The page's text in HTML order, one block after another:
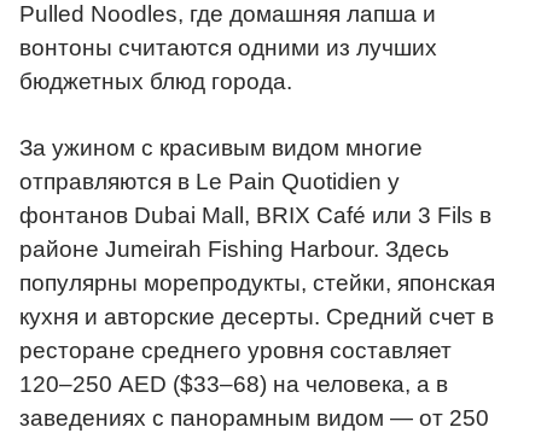
Pulled Noodles, где домашняя лапша и
вонтоны считаются одними из лучших
бюджетных блюд города.
За ужином с красивым видом многие
отправляются в Le Pain Quotidien у
фонтанов Dubai Mall, BRIX Café или 3 Fils в
районе Jumeirah Fishing Harbour. Здесь
популярны морепродукты, стейки, японская
кухня и авторские десерты. Средний счет в
ресторане среднего уровня составляет
120–250 AED ($33–68) на человека, а в
заведениях с панорамным видом — от 250